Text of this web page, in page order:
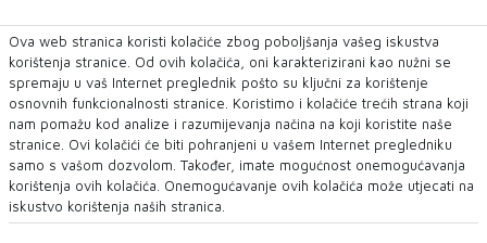
Ova web stranica koristi kolačiće zbog poboljšanja vašeg iskustva
korištenja stranice. Od ovih kolačića, oni karakterizirani kao nužni se
spremaju u vaš Internet preglednik pošto su ključni za korištenje
osnovnih funkcionalnosti stranice. Koristimo i kolačiće trećih strana koji
nam pomažu kod analize i razumijevanja načina na koji koristite naše
stranice. Ovi kolačići će biti pohranjeni u vašem Internet pregledniku
samo s vašom dozvolom. Također, imate mogućnost onemogućavanja
korištenja ovih kolačića. Onemogućavanje ovih kolačića može utjecati na
iskustvo korištenja naših stranica.